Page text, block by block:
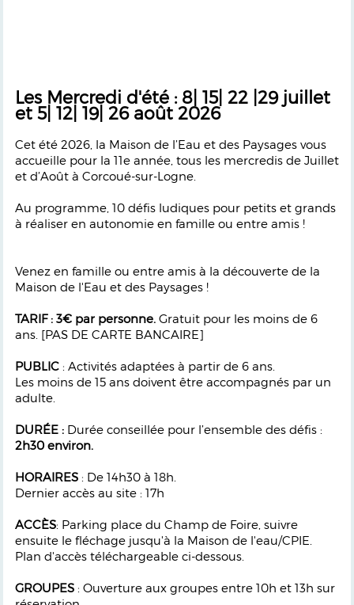
Les Mercredi d'été : 8| 15| 22 |29 juillet
et 5| 12| 19| 26 août 2026
Cet été 2026, la Maison de l’Eau et des Paysages vous
accueille pour la 11e année, tous les mercredis de Juillet
et d’Août à Corcoué-sur-Logne.
Au programme, 10 défis ludiques pour petits et grands
à réaliser en autonomie en famille ou entre amis !
Venez en famille ou entre amis à la découverte de la
Maison de l'Eau et des Paysages !
TARIF : 3€ par personne. Gratuit pour les moins de 6
ans. [PAS DE CARTE BANCAIRE]
PUBLIC: Activités adaptées à partir de 6 ans.
Les moins de 15 ans doivent être accompagnés par un
adulte.
DURÉE : Durée conseillée pour l’ensemble des déﬁs :
2h30 environ.
HORAIRES: De 14h30 à 18h.
Dernier accès au site : 17h
ACCÈS: Parking place du Champ de Foire, suivre
ensuite le ﬂéchage jusqu'à la Maison de l'eau/CPIE.
Plan d'accès téléchargeable ci-dessous.
GROUPES : Ouverture aux groupes entre 10h et 13h sur